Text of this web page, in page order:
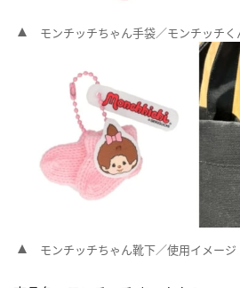
モンチッチちゃん手袋／モンチッチく
モンチッチちゃん靴下／使用イメージ